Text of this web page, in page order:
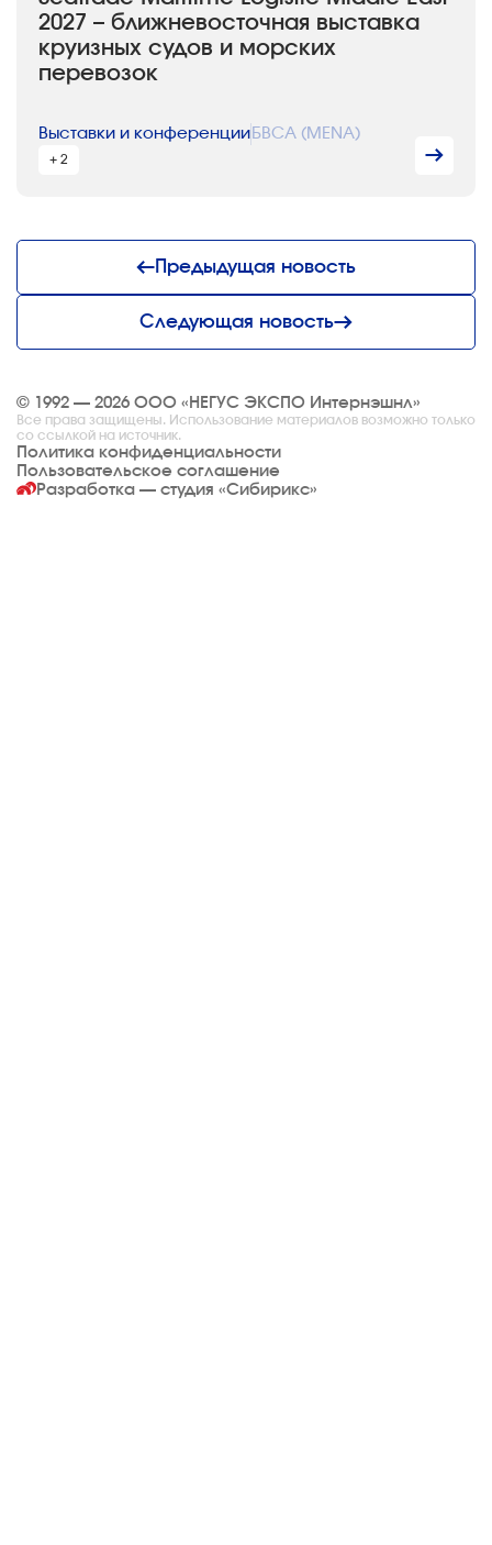
2027 – ближневосточная выставка
круизных судов и морских
перевозок
Выставки и конференции БВСА (MENA)
+ 2
Предыдущая новость
Следующая новость
© 1992 — 2026 ООО «НЕГУС ЭКСПО Интернэшнл»
Все права защищены. Использование материалов возможно только
со ссылкой на источник.
Политика конфиденциальности
Пользовательское соглашение
Разработка — студия «Сибирикс»